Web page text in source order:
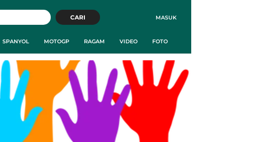
MASUK
CARI
SPANYOL MOTOGP RAGAM VIDEO FOTO